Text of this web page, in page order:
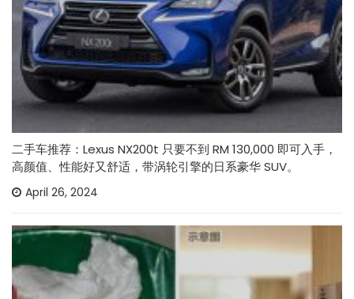
二手车推荐：Lexus NX200t 只要不到 RM 130,000 即可入手，
高颜值、性能好又舒适，带涡轮引擎的日系豪华 SUV。
April 26, 2024